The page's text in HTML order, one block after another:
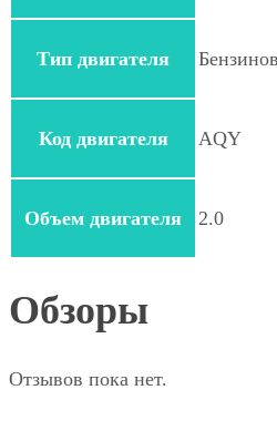
Тип двигателя
Код двигателя AQY
Объем двигателя 2.0
Обзоры
Отзывов пока нет.